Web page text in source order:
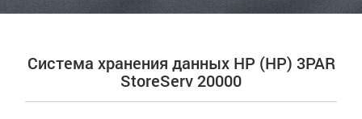
КАТАЛОГ
УСЛУГИ
КОНТАКТЫ
Система хранения данных HP (HP) 3PAR
StoreServ 20000